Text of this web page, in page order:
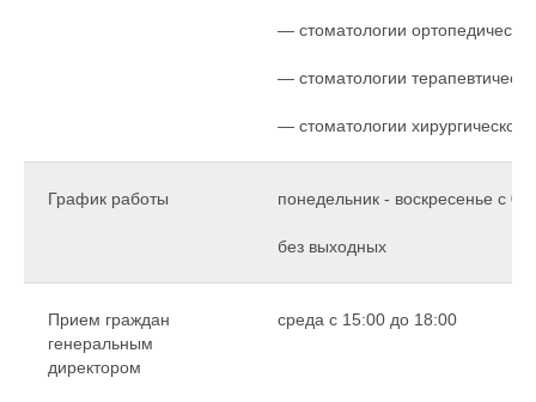
— стоматологии
— стоматологии
— стоматологии хирургической
График работы понедельник - воскресенье с
без выходных
Прием граждан
генеральным
директором
среда с 15:00 до 18:00